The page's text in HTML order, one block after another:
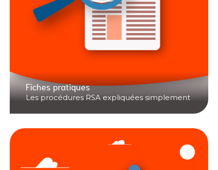
Fiches pratiques
Les procédures RSA expliquées simplement